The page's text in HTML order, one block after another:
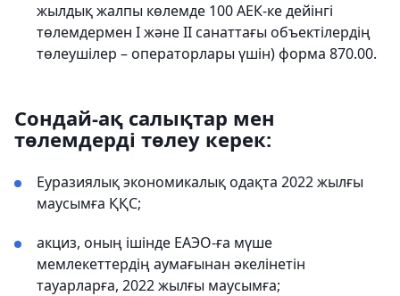
жылдық жалпы көлемде 100 АЕК-ке дейінгі
төлемдермен I және II санаттағы объектілердің
төлеушілер – операторлары үшін) форма 870.00.
Сондай-ақ салықтар мен
төлемдерді төлеу керек:
Еуразиялық экономикалық одақта 2022 жылғы
маусымға ҚҚС;
акциз, оның ішінде ЕАЭО-ға мүше
мемлекеттердің аумағынан әкелінетін
тауарларға, 2022 жылғы маусымға;